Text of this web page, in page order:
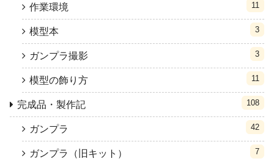
作業環境 11
模型本 3
ガンプラ撮影 3
模型の飾り方 11
完成品・製作記 108
ガンプラ 42
ガンプラ（旧キット） 7